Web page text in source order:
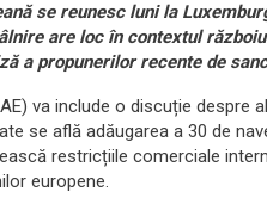
se reunesc luni la
are loc în contextul
a propunerilor recente de
va include o discuție despre
se află adăugarea a 30 de
restricțiile comerciale
europene.